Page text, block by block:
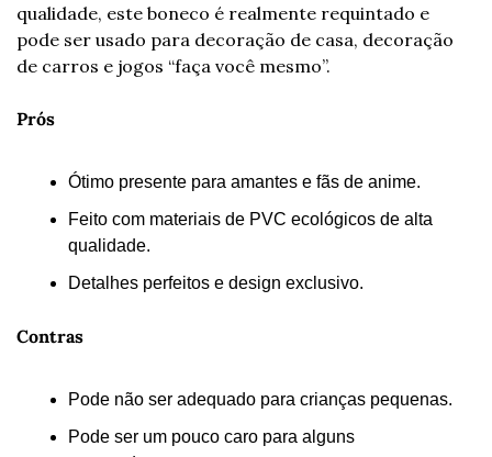
qualidade, este boneco é realmente requintado e
pode ser usado para decoração de casa, decoração
de carros e jogos “faça você mesmo”.
Prós
Ótimo presente para amantes e fãs de anime.
Feito com materiais de PVC ecológicos de alta
qualidade.
Detalhes perfeitos e design exclusivo.
Contras
Pode não ser adequado para crianças pequenas.
Pode ser um pouco caro para alguns